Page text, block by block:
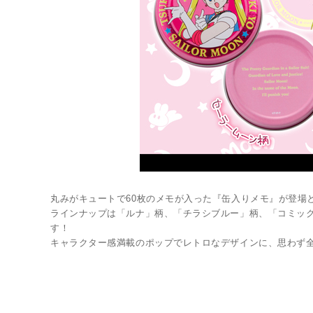
丸みがキュートで60枚のメモが入った『缶入りメモ』が登場
ラインナップは「ルナ」柄、「チラシブルー」柄、「コミ
す！
キャラクター感満載のポップでレトロなデザインに、思わ